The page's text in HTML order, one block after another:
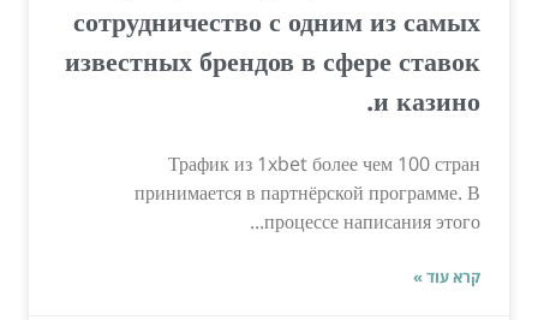
сотрудничество с одним из самых
известных брендов в сфере ставок
и казино.
Трафик из 1xbet более чем 100 стран
принимается в партнёрской программе. В
процессе написания этого...
קרא עוד »